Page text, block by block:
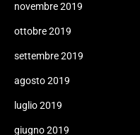
novembre 2019
ottobre 2019
settembre 2019
agosto 2019
luglio 2019
giugno 2019